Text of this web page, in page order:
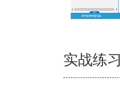
实战练习